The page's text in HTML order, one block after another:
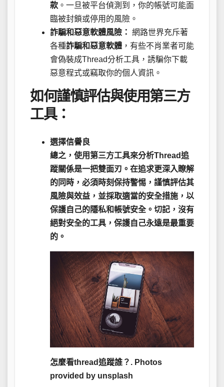
款 。一旦被平台偵測到，你的帳號可能面
臨被封鎖或停用的風險。
詐騙和惡意軟體風險： 網路世界充斥著
各種詐騙和惡意軟體 ，有些不肖業者可能
會偽裝成Thread分析工具，誘騙你下載
惡意程式或竊取你的個人資訊。
如何謹慎評估與使用第三方
工具：
選擇信譽良
總之，使用第三方工具來分析Thread追
蹤關係是一把雙面刃 。在追求更深入瞭解
的同時，必須時刻保持警惕，謹慎評估其
風險與效益，並採取適當的安全措施，以
保護自己的隱私和帳號安全。切記， 沒有
絕對安全的工具 ，保護自己永遠是最重要
的。
怎麼看thread追蹤誰？. Photos
provided by unsplash